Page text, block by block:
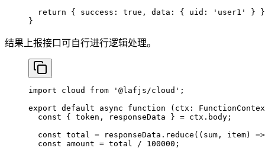
  return
{ success: true , data: { uid: 'user1'
}
}
结果上报接口可自行进行逻辑处理。
import cloud from '@lafjs/cloud' ;
export default async function ( ctx :
  const
{ token , responseData } = ctx.body;
  const
total = responseData. reduce (( sum , item) =>
  const
amount = total / 100000 ;